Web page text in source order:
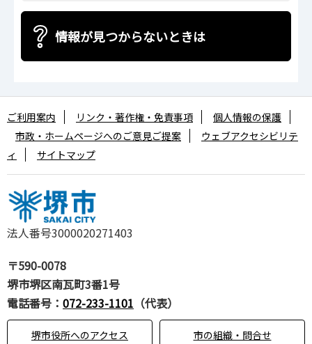
情報が見つからないときは
法人番号3000020271403
〒590-0078
堺市堺区南瓦町3番1号
電話番号： 072-233-1101 （代表）
堺市役所へのアクセス 市の組織・問合せ
ご利用案内 リンク・著作権・免責事項
個人情報の保護
市政・ホームページへのご意見ご提案
ウェブアクセシビリテ
ィ
サイトマップ